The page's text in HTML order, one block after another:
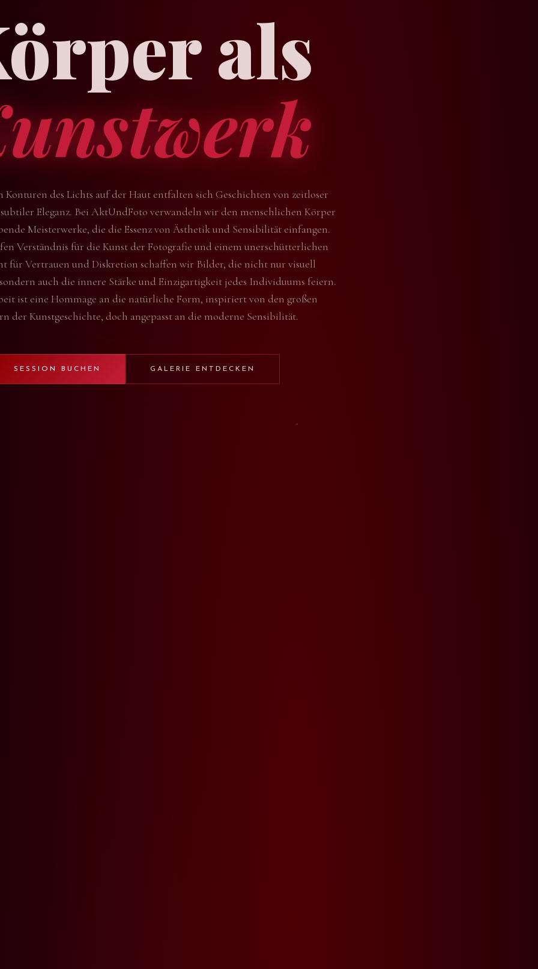
als
Konturen des Lichts auf der Haut entfalten sich Geschichten von zeitloser
Eleganz. Bei AktUndFoto verwandeln wir den menschlichen Körper
Meisterwerke, die die Essenz von Ästhetik und Sensibilität einfangen.
Verständnis für die Kunst der Fotografie und einem unerschütterlichen
für Vertrauen und Diskretion schaffen wir Bilder, die nicht nur visuell
auch die innere Stärke und Einzigartigkeit jedes Individuums feiern.
ist eine Hommage an die natürliche Form, inspiriert von den großen
der Kunstgeschichte, doch angepasst an die moderne Sensibilität.
SESSION BUCHEN GALERIE ENTDECKEN